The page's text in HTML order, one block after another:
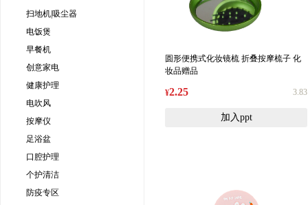
扫地机|吸尘器
电饭煲
早餐机
创意家电
健康护理
电吹风
按摩仪
足浴盆
口腔护理
个护清洁
防疫专区
圆形便携式化妆镜梳 折叠按摩梳子 化
妆品赠品
¥2.25 3.83
加入ppt